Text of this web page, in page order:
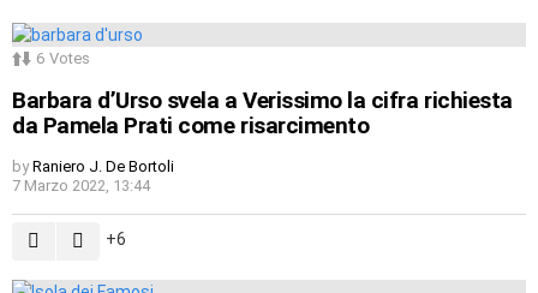
6 Votes
Barbara d’Urso svela a Verissimo la cifra richiesta
da Pamela Prati come risarcimento
by Raniero J. De Bortoli
7 Marzo 2022, 13:44
6